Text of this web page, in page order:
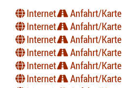
Internet
Anfahrt/Karte
Internet
Anfahrt/Karte
Internet
Anfahrt/Karte
Internet
Anfahrt/Karte
Internet
Anfahrt/Karte
Internet
Anfahrt/Karte